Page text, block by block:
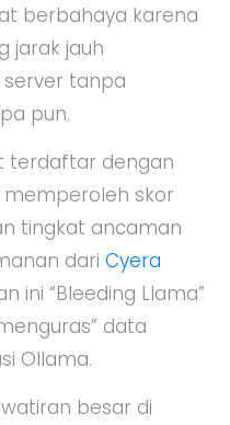
berbahaya karena
jarak jauh
tanpa
pun.
terdaftar dengan
memperoleh skor
tingkat ancaman
dari Cyera
ini “Bleeding Llama”
data
Ollama.
besar di